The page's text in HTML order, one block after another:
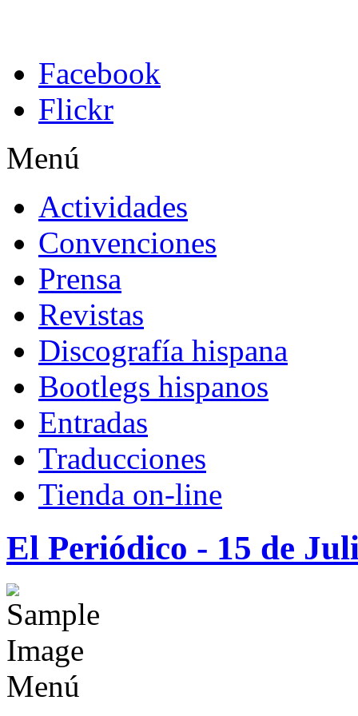
Facebook
Flickr
Menú
Actividades
Convenciones
Prensa
Revistas
Discografía hispana
Bootlegs hispanos
Entradas
Traducciones
Tienda on-line
El Periódico - 15 de
Menú